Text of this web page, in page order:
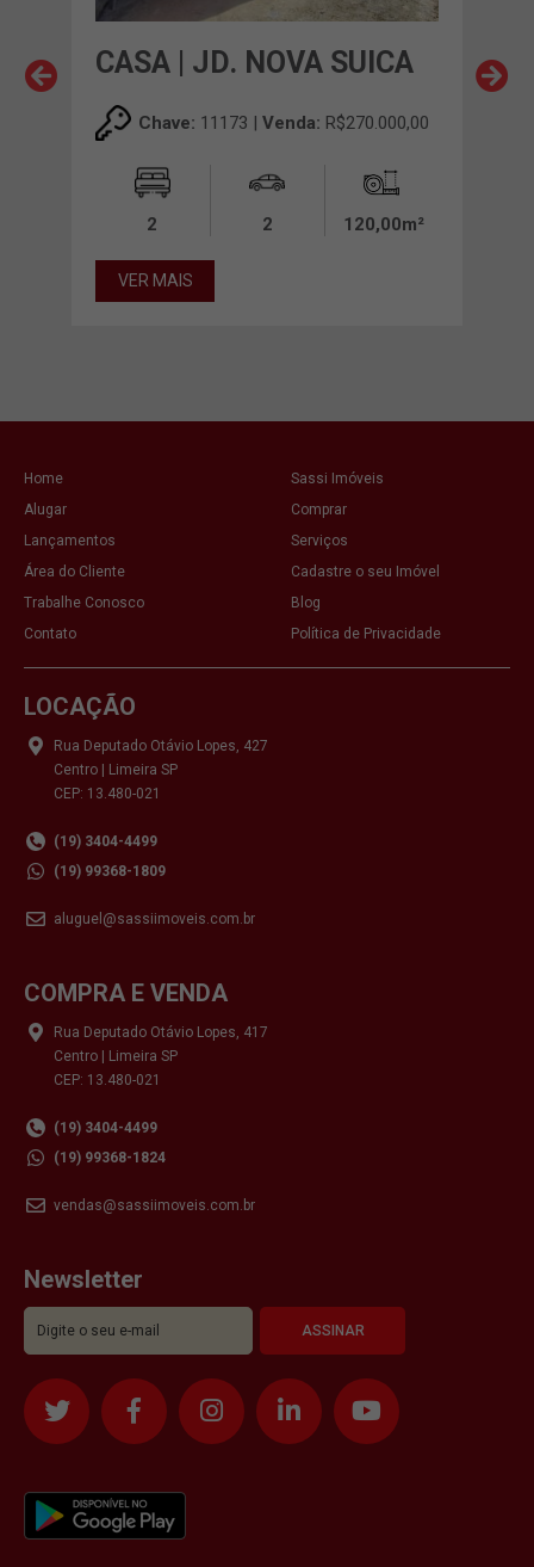
CASA | JD. NOVA SUICA
Chave: 11173 | Venda: R$270.000,00
2 2 120,00m²
VER MAIS
Home
Sassi Imóveis
Alugar
Comprar
Lançamentos
Serviços
Área do Cliente
Cadastre o seu Imóvel
Trabalhe Conosco
Blog
Contato
Política de Privacidade
LOCAÇÃO
Rua Deputado Otávio Lopes, 427
Centro | Limeira SP
CEP: 13.480-021
(19) 3404-4499
(19) 99368-1809
aluguel@sassiimoveis.com.br
COMPRA E VENDA
Rua Deputado Otávio Lopes, 417
Centro | Limeira SP
CEP: 13.480-021
(19) 3404-4499
(19) 99368-1824
vendas@sassiimoveis.com.br
Newsletter